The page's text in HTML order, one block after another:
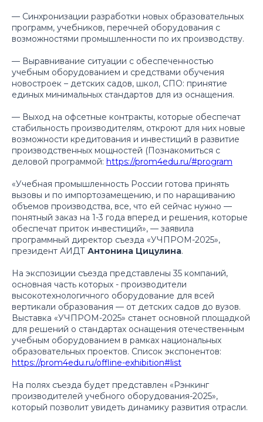
— Синхронизации разработки новых образовательных
программ, учебников, перечней оборудования с
возможностями промышленности по их производству.
— Выравнивание ситуации с обеспеченностью
учебным оборудованием и средствами обучения
новостроек – детских садов, школ, СПО: принятие
единых минимальных стандартов для из оснащения.
— Выход на офсетные контракты, которые обеспечат
стабильность производителям, откроют для них новые
возможности кредитования и инвестиций в развитие
производственных мощностей (Познакомиться с
деловой программой: https://prom4edu.ru/#program
«Учебная промышленность России готова принять
вызовы и по импортозамещению, и по наращиванию
объемов производства, все, что ей сейчас нужно —
понятный заказ на 1-3 года вперед и решения, которые
обеспечат приток инвестиций», — заявила
программный директор съезда «УЧПРОМ-2025»,
президент АИДТ Антонина Цицулина.
На экспозиции съезда представлены 35 компаний,
основная часть которых - производители
высокотехнологичного оборудование для всей
вертикали образования — от детских садов до вузов.
Выставка «УЧПРОМ-2025» станет основной площадкой
для решений о стандартах оснащения отечественным
учебным оборудованием в рамках национальных
образовательных проектов. Список экспонентов:
https://prom4edu.ru/offline-exhibition#list
На полях съезда будет представлен «Рэнкинг
производителей учебного оборудования-2025»,
который позволит увидеть динамику развития отрасли.